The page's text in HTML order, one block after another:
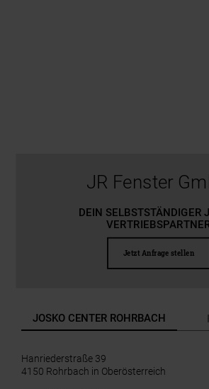
JR Fenster
DEIN SELBSTSTÄNDIGER
Jetzt Anfrage stellen
JOSKO CENTER ROHRBACH
Hanriederstraße 39
4150 Rohrbach in Oberösterreich